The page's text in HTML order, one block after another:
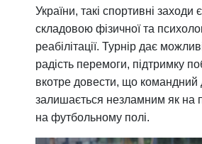
України, такі спортивні
складовою фізичної та
реабілітації. Турнір дає
радість перемоги, підтримку
вкотре довести, що командний
залишається незламним як на
на футбольному полі.